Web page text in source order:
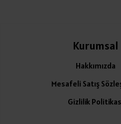
Kurumsal
Hakkımızda
Mesafeli Satış
Gizlilik